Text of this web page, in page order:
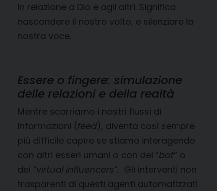
in relazione a Dio e agli altri. Significa
nascondere il nostro volto, e silenziare la
nostra voce.
Essere o fingere: simulazione
delle relazioni e della realtà
Mentre scorriamo i nostri flussi di
informazioni (feed), diventa così sempre
più difficile capire se stiamo interagendo
con altri esseri umani o con dei “bot” o
dei “virtual influencers”. Gli interventi non
trasparenti di questi agenti automatizzati